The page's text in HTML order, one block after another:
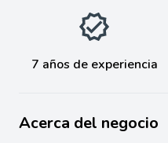
7 años de experiencia
Acerca del negocio